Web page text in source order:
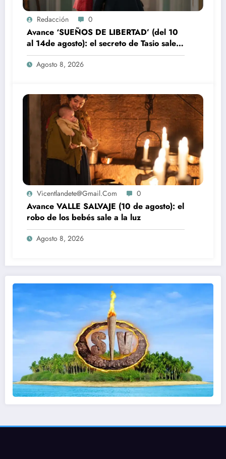
Redacción 0
Avance ‘SUEÑOS DE LIBERTAD’ (del 10
al 14de agosto): el secreto de Tasio sale a
la luz
Agosto 8, 2026
Vicentlandete@gmail.com 0
Avance VALLE SALVAJE (10 de agosto): el
robo de los bebés sale a la luz
Agosto 8, 2026